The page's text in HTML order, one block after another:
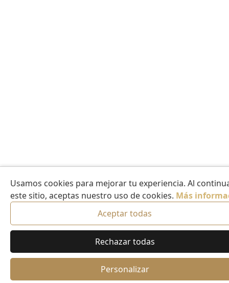
Usamos cookies para mejorar tu experiencia. Al
este sitio, aceptas nuestro uso de cookies. Más
Aceptar todas
Rechazar todas
Personalizar